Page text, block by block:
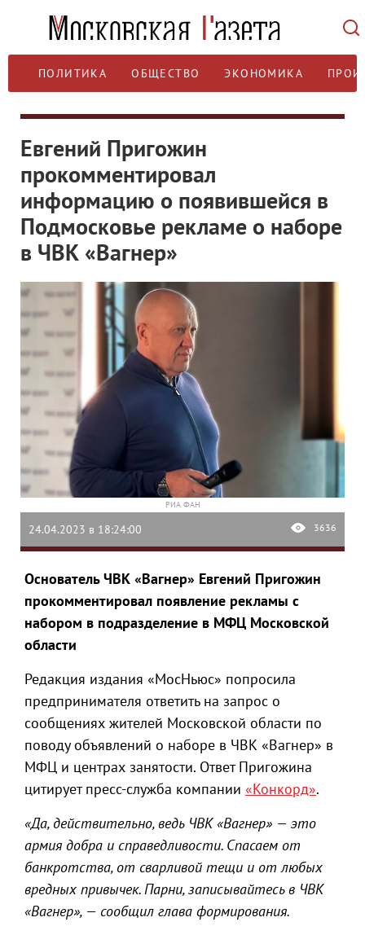
ПОЛИТИКА ОБЩЕСТВО ЭКОНОМИКА
Евгений Пригожин
прокомментировал
информацию о появившейся в
Подмосковье рекламе о наборе
в ЧВК «Вагнер»
РИА ФАН
24.04.2023 в 18:24:00 3636
Основатель ЧВК «Вагнер» Евгений Пригожин
прокомментировал появление рекламы с
набором в подразделение в МФЦ Московской
области
Редакция издания «МосНьюс» попросила
предпринимателя ответить на запрос о
сообщениях жителей Московской области по
поводу объявлений о наборе в ЧВК «Вагнер» в
МФЦ и центрах занятости. Ответ Пригожина
цитирует пресс-служба компании «Конкорд».
«Да, действительно, ведь ЧВК «Вагнер» — это
армия добра и справедливости. Спасаем от
банкротства, от сварливой тещи и от любых
вредных привычек. Парни, записывайтесь в ЧВК
«Вагнер», — сообщил глава формирования.